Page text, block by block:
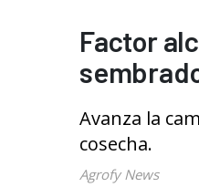
Factor
Avanza la
cosecha.
Agrofy News